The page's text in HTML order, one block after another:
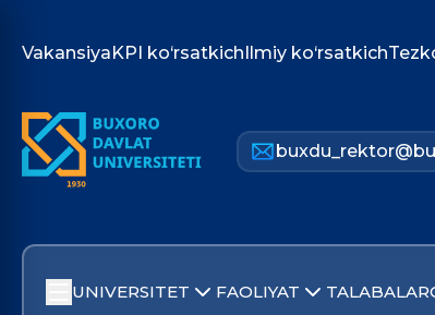
VakansiyaKPI ko‘rsatkichIlmiy ko‘rsatkich
UNIVERSITET FAOLIYAT